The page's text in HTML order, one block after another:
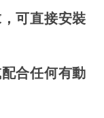
可直接安裝
合任何有動